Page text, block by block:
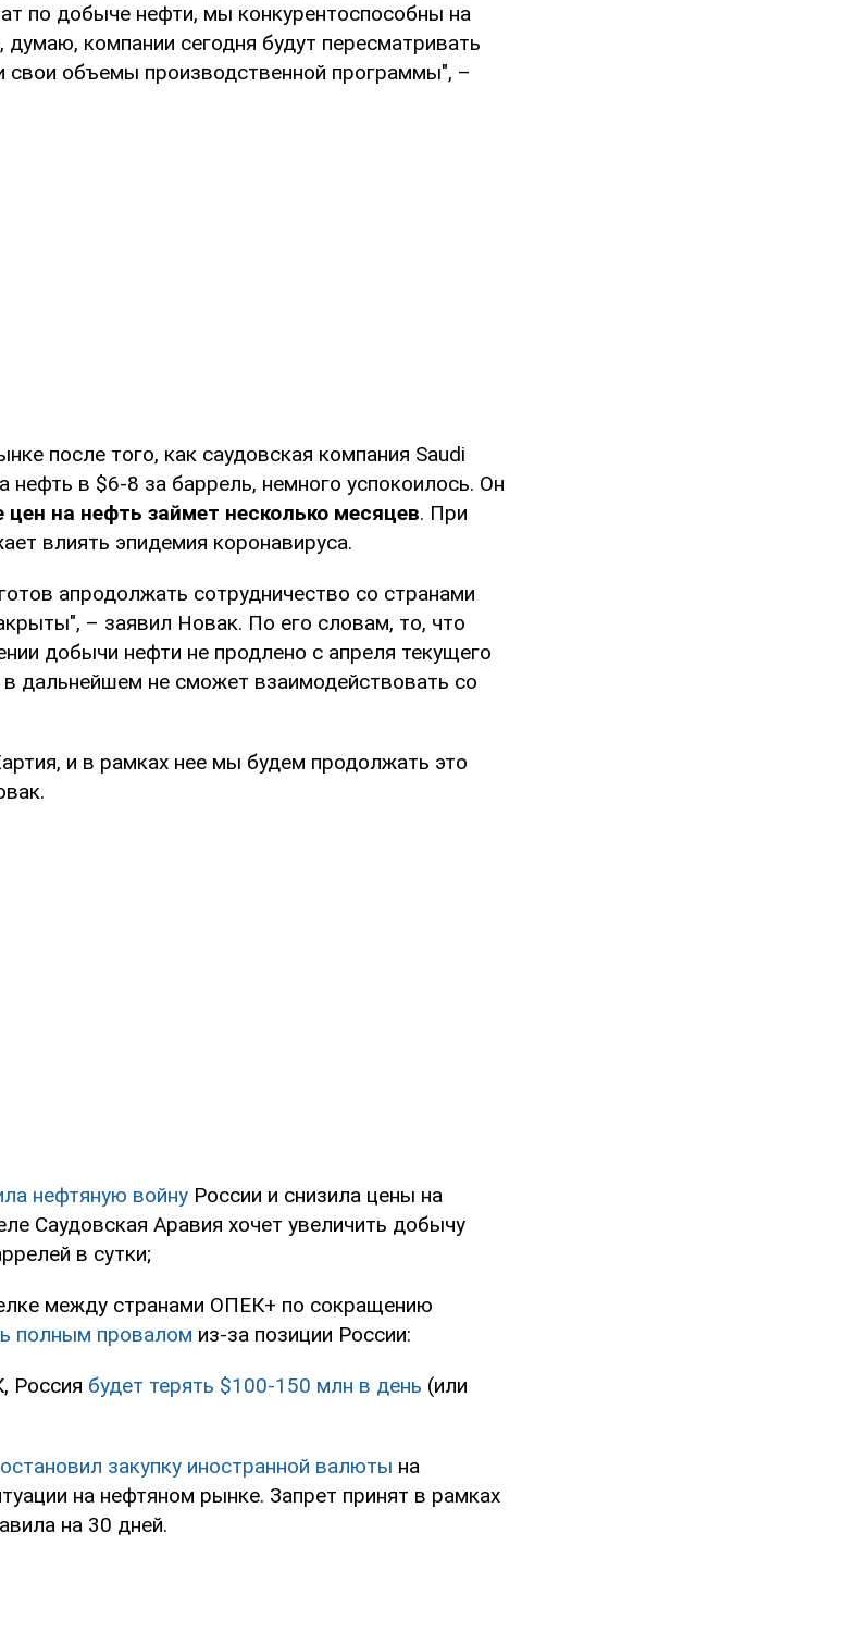
по добыче нефти, мы конкурентоспособны на
компании сегодня будут пересматривать
свои объемы производственной программы", –
после того, как саудовская компания Saudi
нефть в $6-8 за баррель, немного успокоилось. Он
цен на нефть займет несколько месяцев. При
влиять эпидемия коронавируса.
апродолжать сотрудничество со странами
– заявил Новак. По его словам, то, что
добычи нефти не продлено с апреля текущего
в дальнейшем не сможет взаимодействовать со
и в рамках нее мы будем продолжать это
нефтяную войну России и снизила цены на
Саудовская Аравия хочет увеличить добычу
в сутки;
между странами ОПЕК+ по сокращению
полным провалом из-за позиции России:
Россия будет терять $100-150 млн в день (или
остановил закупку иностранной валюты на
на нефтяном рынке. Запрет принят в рамках
на 30 дней.